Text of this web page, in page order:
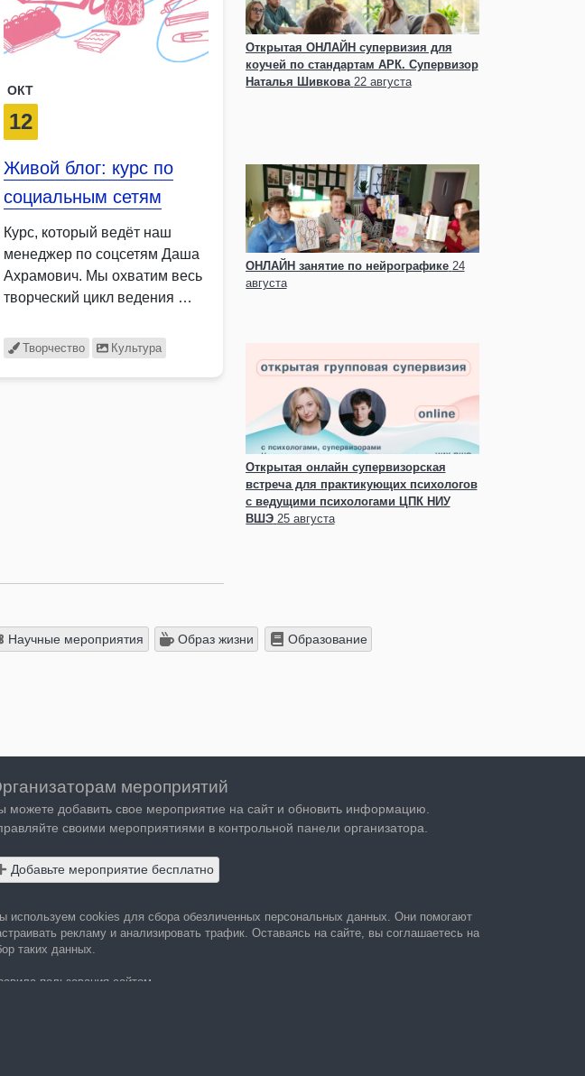
ОКТ
12
Живой блог: курс по
социальным сетям
Курс, который ведёт наш
менеджер по соцсетям Даша
Ахрамович. Мы охватим весь
творческий цикл ведения …
Творчество Культура
Открытая ОНЛАЙН супервизия для
коучей по стандартам АРК. Супервизор
Наталья Шивкова 22 августа
ОНЛАЙН занятие по нейрографике 24
августа
Открытая онлайн супервизорская
встреча для практикующих психологов
с ведущими психологами ЦПК НИУ
ВШЭ 25 августа
Научные мероприятия Образ жизни Образование
мероприятий
можете добавить свое мероприятие на сайт и обновить информацию.
своими мероприятиями в контрольной панели организатора.
Добавьте мероприятие бесплатно
используем cookies для сбора обезличенных персональных данных. Они помогают
рекламу и анализировать трафик. Оставаясь на сайте, вы соглашаетесь на
таких данных.
пользования сайтом